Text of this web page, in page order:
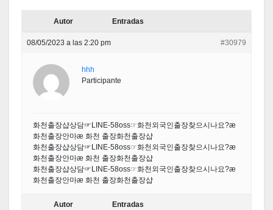
Autor Entradas
08/05/2023 a las 2:20 pm #30979
hhh
Participante
화천출장샵상담☞LINE-58oss☞화천외국인출장찾으시나요?æ
화천출장안마æ 화천 출장화천출장샵
화천출장샵상담☞LINE-58oss☞화천외국인출장찾으시나요?æ
화천출장안마æ 화천 출장화천출장샵
화천출장샵상담☞LINE-58oss☞화천외국인출장찾으시나요?æ
화천출장안마æ 화천 출장화천출장샵
Autor Entradas